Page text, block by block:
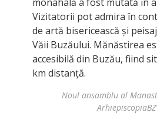
Vizitatorii pot admira în
de artă bisericească și
Văii Buzăului. Mănăstirea
accesibilă din Buzău, fiind
km distanță.
Noul ansamblu al